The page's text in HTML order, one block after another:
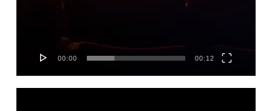
00:00 00:12